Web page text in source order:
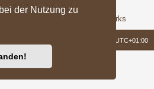
der Nutzung zu
unterstützt von Q-MEX Networks
UTC+01:00
® Forum Software © phpBB Limited